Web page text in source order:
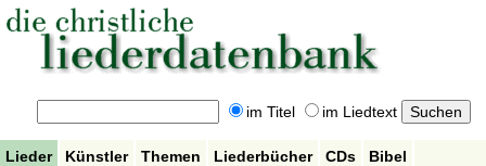
im Titel im Liedtext
Lieder Künstler Themen Liederbücher CDs
Bibel